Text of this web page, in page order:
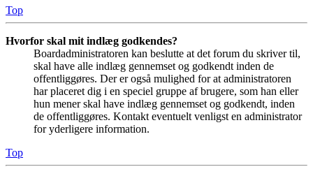
Top
Hvorfor skal mit indlæg godkendes?
Boardadministratoren kan beslutte at det forum du skriver til,
skal have alle indlæg gennemset og godkendt inden de
offentliggøres. Der er også mulighed for at administratoren
har placeret dig i en speciel gruppe af brugere, som han eller
hun mener skal have indlæg gennemset og godkendt, inden
de offentliggøres. Kontakt eventuelt venligst en administrator
for yderligere information.
Top